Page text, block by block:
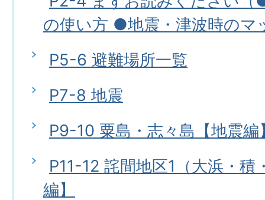
の使い方 ●地震・津波時のマ
P5-6 避難場所一覧
P7-8 地震
P9-10 粟島・志々島【地震編
P11-12 詫間地区1（大浜・積
編】